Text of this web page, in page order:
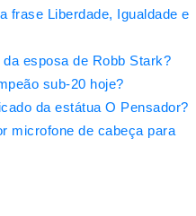
frase Liberdade, Igualdade e
esposa de Robb Stark?
sub-20 hoje?
da estátua O Pensador?
microfone de cabeça para